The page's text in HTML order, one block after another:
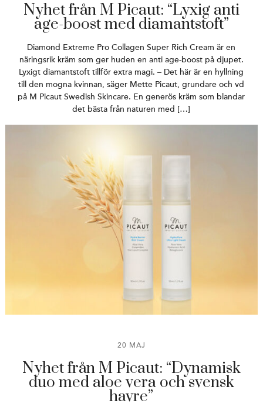
Nyhet från M Picaut: “Lyxig anti
age-boost med diamantstoft”
Diamond Extreme Pro Collagen Super Rich Cream är en
näringsrik kräm som ger huden en anti age-boost på djupet.
Lyxigt diamantstoft tillför extra magi. – Det här är en hyllning
till den mogna kvinnan, säger Mette Picaut, grundare och vd
på M Picaut Swedish Skincare. En generös kräm som blandar
det bästa från naturen med […]
20 MAJ
Nyhet från M Picaut: “Dynamisk
duo med aloe vera och svensk
havre”